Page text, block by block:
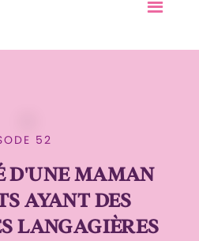
52
D'UNE MAMAN
AYANT DES
LANGAGIÈRES